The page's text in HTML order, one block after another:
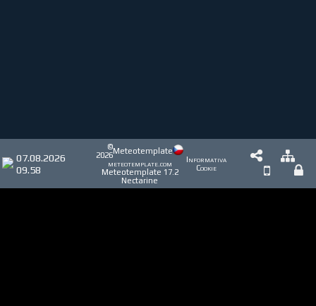
07.08.2026
09.58
©
2026Meteotemplate
meteotemplate.com
Meteotemplate 17.2
Nectarine
Informativa
Cookie